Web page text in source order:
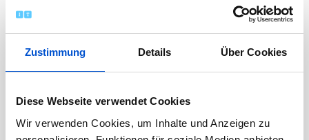
Zustimmung Details Über Cookies
Diese Webseite verwendet Cookies
Wir verwenden Cookies, um Inhalte und Anzeigen zu
Januar 2021
Dezember 2020